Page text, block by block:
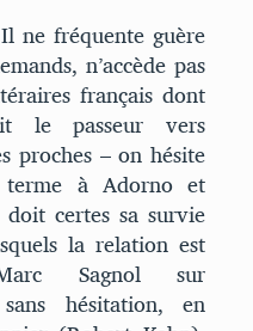
ne fréquente guère
n’accède pas
français dont
le passeur vers
proches – on hésite
à Adorno et
certes sa survie
la relation est
Sagnol sur
hésitation, en